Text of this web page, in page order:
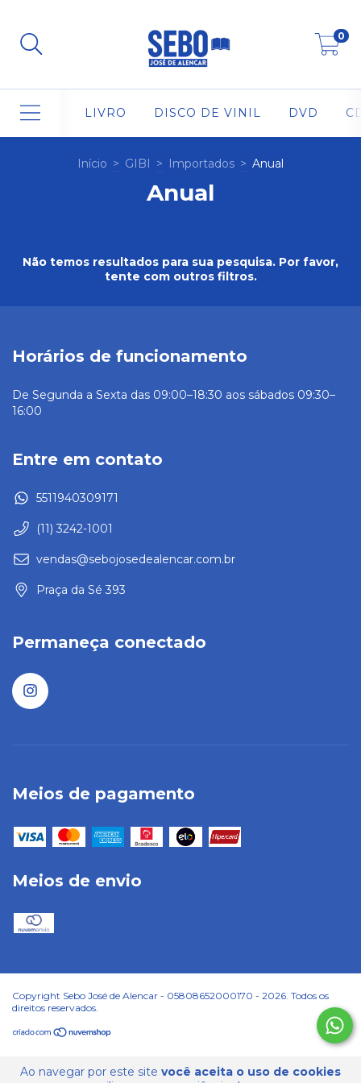
0
LIVRO DISCO DE VINIL DVD
Ao navegar por este site você aceita o uso de cookies
Início > GIBI > Importados > Anual
Anual
Não temos resultados para sua pesquisa. Por favor,
tente com outros filtros.
Horários de funcionamento
De Segunda a Sexta das 09:00–18:30 aos sábados 09:30–
16:00
Entre em contato
5511940309171
(11) 3242-1001
vendas@sebojosedealencar.com.br
Praça da Sé 393
Permaneça conectado
Meios de pagamento
Meios de envio
Copyright Sebo José de Alencar - 05808652000170 - 2026. Todos os
direitos reservados.